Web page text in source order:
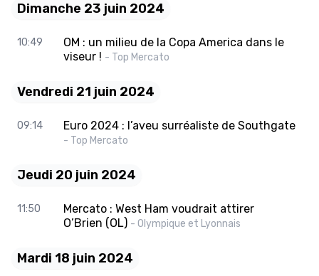
Dimanche 23 juin 2024
10:49
OM : un milieu de la Copa America dans le
viseur ! - Top Mercato
Vendredi 21 juin 2024
09:14 Euro 2024 : l’aveu surréaliste de Southgate
- Top Mercato
Jeudi 20 juin 2024
11:50
Mercato : West Ham voudrait attirer
O’Brien (OL) - Olympique et Lyonnais
Mardi 18 juin 2024